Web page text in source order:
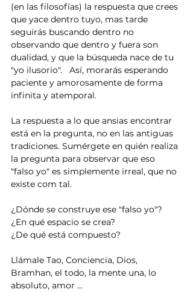
(en las filosofías) la respuesta que crees
que yace dentro tuyo, mas tarde
seguirás buscando dentro no
observando que dentro y fuera son
dualidad, y que la búsqueda nace de tu
"yo ilusorio".   Así, morarás esperando
paciente y amorosamente de forma
infinita y atemporal.
La respuesta a lo que ansias encontrar
está en la pregunta, no en las antiguas
tradiciones. Sumérgete en quién realiza
la pregunta para observar que eso
"falso yo" es simplemente irreal, que no
existe com tal.
¿Dónde se construye ese "falso yo"?
¿En qué espacio se crea?
¿De qué está compuesto?
Llámale Tao, Conciencia, Dios,
Bramhan, el todo, la mente una, lo
absoluto, amor ...